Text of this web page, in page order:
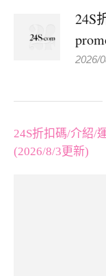
24S
2026/
24S折扣碼/介紹/
(2026/8/3更新)